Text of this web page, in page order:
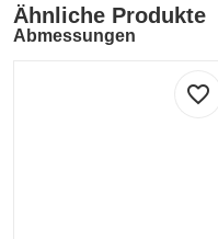
Abmessungen
Bruttogewicht: 285 Gramm
Ähnliche Produkte
favorite_border